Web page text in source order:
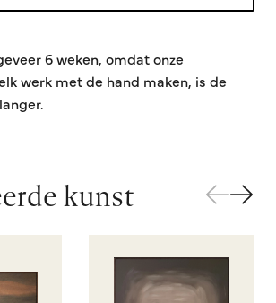
6 weken, omdat onze
werk met de hand maken, is de
kunst